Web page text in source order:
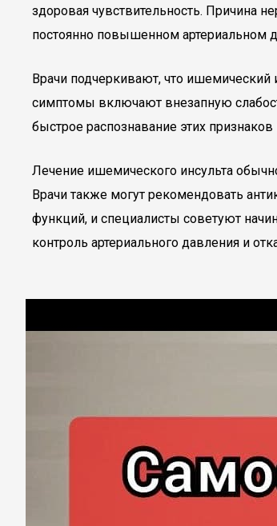
здоровая чувствительность. Причина
постоянно повышенном артериальном
Врачи подчеркивают, что
симптомы включают внезапную
быстрое распознавание этих
Лечение ишемического инсульта
Врачи также могут рекомендовать
функций, и специалисты советуют
контроль артериального давления и